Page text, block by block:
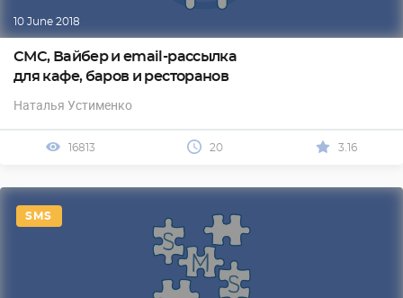
10 June 2018
СМС, Вайбер и email-рассылка
для кафе, баров и ресторанов
Наталья Устименко
16813 20 3.16
SMS